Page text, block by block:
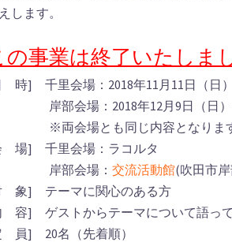
します。
の事業は終了いたしま
時] 千里会場：2018年11月11日（日）
部会場：2018年12月9日（日）午
両会場とも同じ内容となります
場] 千里会場：ラコルタ
部会場： 交流活動館(吹田市
象] テーマに関心のある方
容] ゲストからテーマについて語って
員] 20名（先着順）